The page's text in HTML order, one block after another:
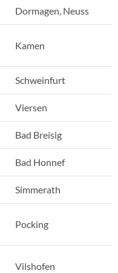
Dormagen, Neuss
Kamen
Schweinfurt
Viersen
Bad Breisig
Bad Honnef
Simmerath
Pocking
Vilshofen